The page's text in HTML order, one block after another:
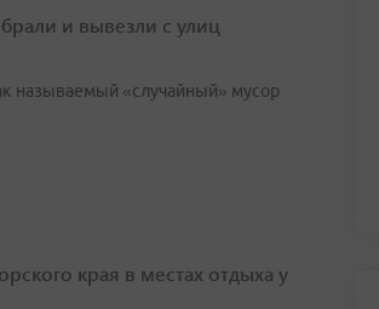
и вывезли с улиц
называемый «случайный» мусор
края в местах отдыха у